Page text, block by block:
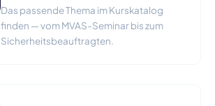
Das passende Thema im Kurskatalog
finden — vom MVAS-Seminar bis zum
Sicherheitsbeauftragten.